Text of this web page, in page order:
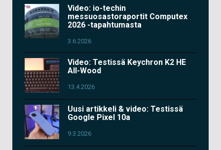
Video: io-techin
messuosastoraportit Computex
2026 -tapahtumasta
3.6.2026
Video: Testissä Keychron K2 HE
All-Wood
13.4.2026
Uusi artikkeli & video: Testissä
Google Pixel 10a
9.3.2026